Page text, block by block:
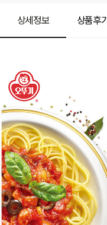
상세정보 상품후기